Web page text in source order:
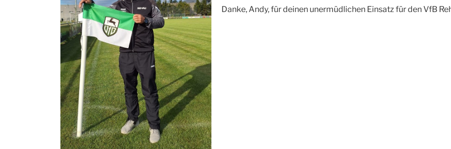
Danke, Andy, für deinen unermüdlichen Einsatz für den VfB